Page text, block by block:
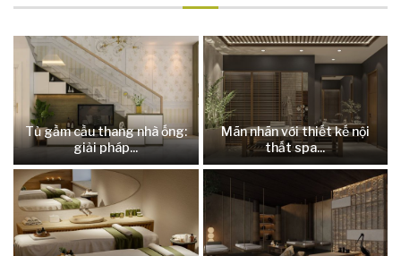
Tủ gầm cầu thang nhà ống:
giải pháp...
Mãn nhãn với thiết kế nội
thất spa...